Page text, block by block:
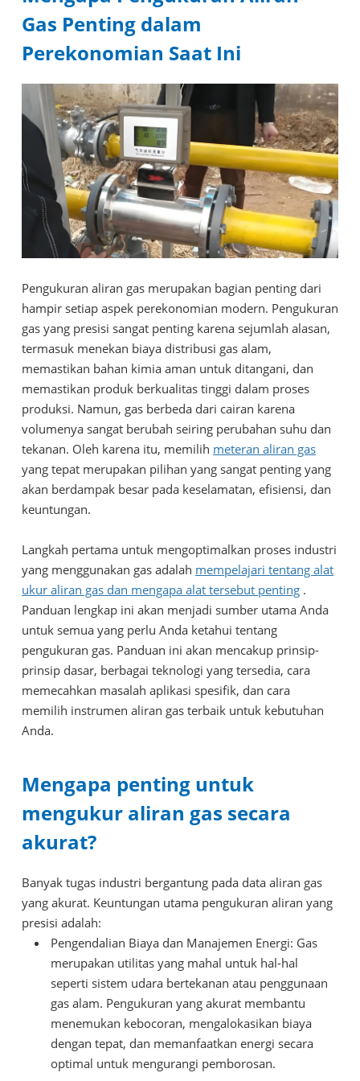
Gas Penting dalam
Perekonomian Saat Ini
Pengukuran aliran gas merupakan bagian penting dari
hampir setiap aspek perekonomian modern. Pengukuran
gas yang presisi sangat penting karena sejumlah alasan,
termasuk menekan biaya distribusi gas alam,
memastikan bahan kimia aman untuk ditangani, dan
memastikan produk berkualitas tinggi dalam proses
produksi. Namun, gas berbeda dari cairan karena
volumenya sangat berubah seiring perubahan suhu dan
tekanan. Oleh karena itu, memilih meteran aliran gas
yang tepat merupakan pilihan yang sangat penting yang
akan berdampak besar pada keselamatan, efisiensi, dan
keuntungan.
Langkah pertama untuk mengoptimalkan proses industri
yang menggunakan gas adalah mempelajari tentang alat
ukur aliran gas dan mengapa alat tersebut penting .
Panduan lengkap ini akan menjadi sumber utama Anda
untuk semua yang perlu Anda ketahui tentang
pengukuran gas. Panduan ini akan mencakup prinsip-
prinsip dasar, berbagai teknologi yang tersedia, cara
memecahkan masalah aplikasi spesifik, dan cara
memilih instrumen aliran gas terbaik untuk kebutuhan
Anda.
Mengapa penting untuk
mengukur aliran gas secara
akurat?
Banyak tugas industri bergantung pada data aliran gas
yang akurat. Keuntungan utama pengukuran aliran yang
presisi adalah:
Pengendalian Biaya dan Manajemen Energi: Gas
merupakan utilitas yang mahal untuk hal-hal
seperti sistem udara bertekanan atau penggunaan
gas alam. Pengukuran yang akurat membantu
menemukan kebocoran, mengalokasikan biaya
dengan tepat, dan memanfaatkan energi secara
optimal untuk mengurangi pemborosan.